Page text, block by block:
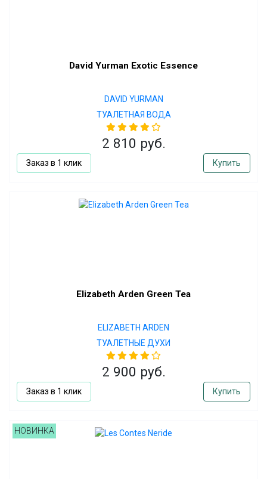
David Yurman Exotic Essence
DAVID YURMAN
ТУАЛЕТНАЯ ВОДА
2 810 руб.
Заказ в 1 клик Купить
Elizabeth Arden Green Tea
ELIZABETH ARDEN
ТУАЛЕТНЫЕ ДУХИ
2 900 руб.
Заказ в 1 клик Купить
НОВИНКА